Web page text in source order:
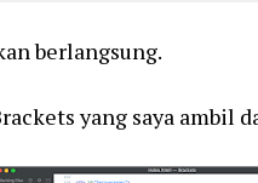
berlangsung.
yang saya ambil